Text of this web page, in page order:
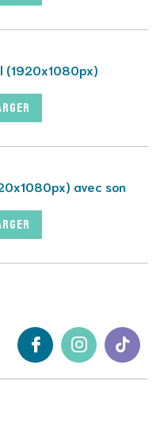
(1920x1080px)
avec son